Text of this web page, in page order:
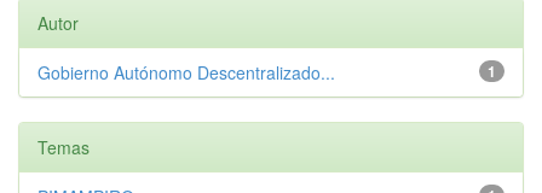
Autor
1
Gobierno Autónomo Descentralizado...
Temas